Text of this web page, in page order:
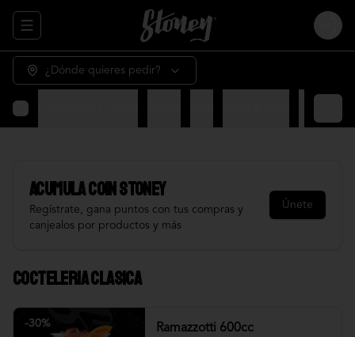
Abrir menu de navegación Login
¿Dónde quieres pedir?
AcumulaCOIN STONEY
Regístrate, gana puntos con tus compras y
canjealos por productos y más
Únete
Cocteleria Clasica
-30% Ramazzotti 600cc